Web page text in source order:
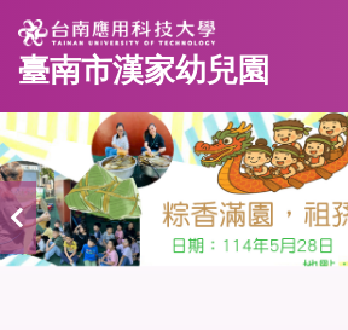
跳
到
主
內
容
區
臺南市漢家幼兒園